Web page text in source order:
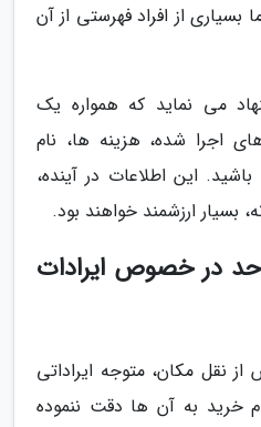
بسیاری از افراد فهرستی از آن
می نماید که همواره یک
اجرا شده، هزینه ها، نام
این اطلاعات در آینده،
ارزشمند خواهند بود.
در خصوص ایرادات
از نقل مکان، متوجه ایراداتی
خرید به آن ها دقت ننموده